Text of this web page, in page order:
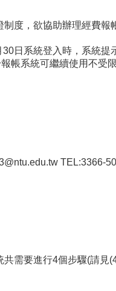
度，欲協助辦理經費報
日系統登入時，系統提
帳系統可繼續使用不受
TEL:3366-
需要進行4個步驟(請見